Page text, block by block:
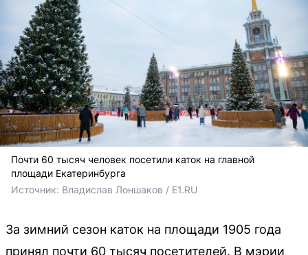
Почти 60 тысяч человек посетили каток на главной
площади Екатеринбурга
Источник: Владислав Лоншаков / E1.RU
За зимний сезон каток на площади 1905 года
принял почти 60 тысяч посетителей. В мэрии